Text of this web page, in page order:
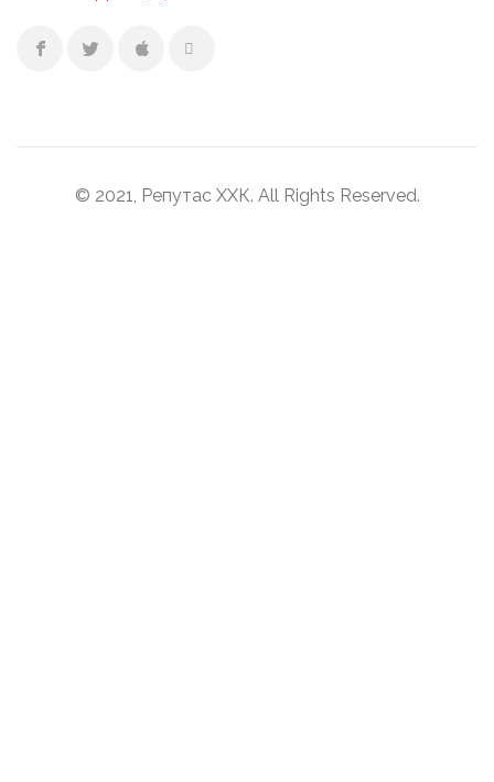
© 2021, Репутас ХХК. All Rights Reserved.